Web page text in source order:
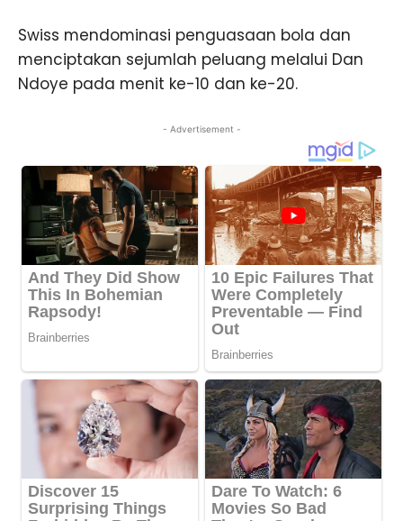
Swiss mendominasi penguasaan bola dan
menciptakan sejumlah peluang melalui Dan
Ndoye pada menit ke-10 dan ke-20.
- Advertisement -